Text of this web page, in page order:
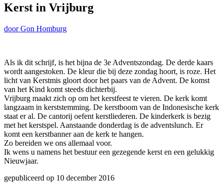
Kerst in Vrijburg
door Gon Homburg
Als ik dit schrijf, is het bijna de 3e Adventszondag. De derde kaars
wordt aangestoken. De kleur die bij deze zondag hoort, is roze. Het
licht van Kerstmis gloort door het paars van de Advent. De komst
van het Kind komt steeds dichterbij.
Vrijburg maakt zich op om het kerstfeest te vieren. De kerk komt
langzaam in kerststemming. De kerstboom van de Indonesische kerk
staat er al. De cantorij oefent kerstliederen. De kinderkerk is bezig
met het kerstspel. Aanstaande donderdag is de adventslunch. Er
komt een kerstbanner aan de kerk te hangen.
Zo bereiden we ons allemaal voor.
Ik wens u namens het bestuur een gezegende kerst en een gelukkig
Nieuwjaar.
gepubliceerd op 10 december 2016